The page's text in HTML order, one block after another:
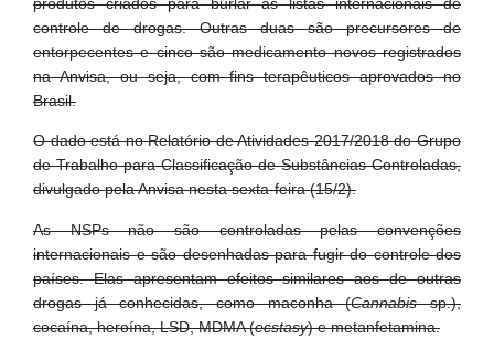
controle de drogas. Outras duas são precursores de
entorpecentes e cinco são medicamento novos registrados
na Anvisa, ou seja, com fins terapêuticos aprovados no
Brasil.
O dado está no Relatório de Atividades 2017/2018 do Grupo
de Trabalho para Classificação de Substâncias Controladas,
divulgado pela Anvisa nesta sexta-feira (15/2).
As NSPs não são controladas pelas convenções
internacionais e são desenhadas para fugir do controle dos
países. Elas apresentam efeitos similares aos de outras
drogas já conhecidas, como maconha (Cannabissp.),
cocaína, heroína, LSD, MDMA (ecstasy) e metanfetamina.